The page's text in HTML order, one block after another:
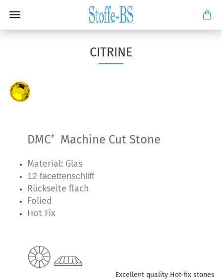
CITRINE
DMC+ Machine Cut Stone
Material: Glas
12 facettenschliff
Rückseite flach
Folied
Hot Fix
Excellent quality Hot-fix stones